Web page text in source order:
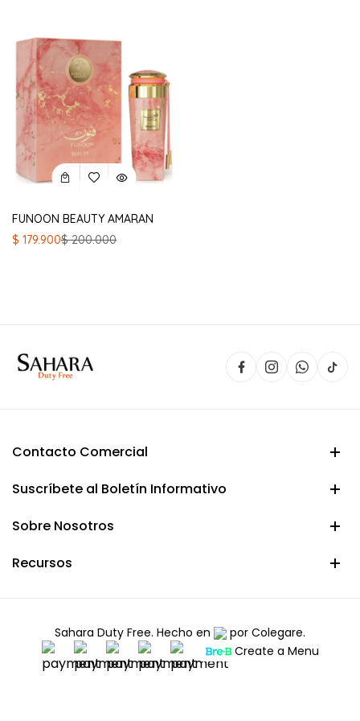
FUNOON BEAUTY AMARAN
$200.000
El
$ 179.900
El
Contacto Comercial
Suscríbete al Boletín Informativo
Sobre Nosotros
Recursos
Sahara Duty Free. Hecho en por Colegare.
Create a Menu